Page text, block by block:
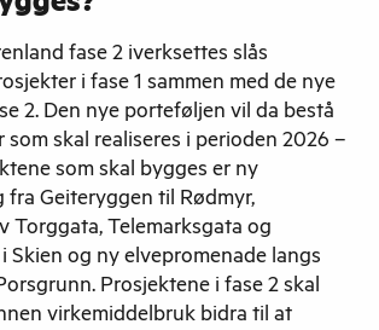
fase 2 iverksettes slås
i fase 1 sammen med de nye
2. Den nye porteføljen vil da bestå
som skal realiseres i perioden 2026 –
som skal bygges er ny
fra Geiteryggen til Rødmyr,
Torggata, Telemarksgata og
Skien og ny elvepromenade langs
Prosjektene i fase 2 skal
virkemiddelbruk bidra til at